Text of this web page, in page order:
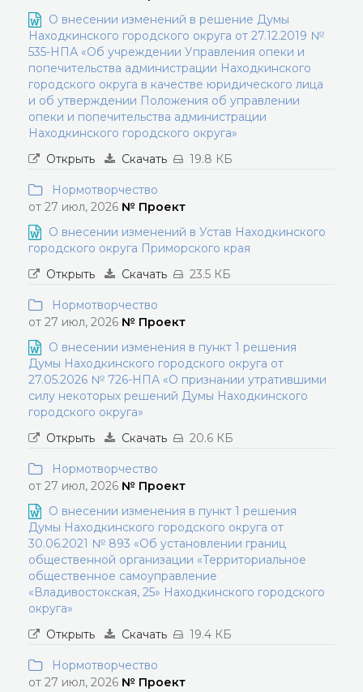
О внесении изменений в решение Думы
Находкинского городского округа от 27.12.2019 №
535-НПА «Об учреждении Управления опеки и
попечительства администрации Находкинского
городского округа в качестве юридического лица
и об утверждении Положения об управлении
опеки и попечительства администрации
Находкинского городского округа»
Открыть
Скачать 19.8 КБ
Нормотворчество
от 27 июл, 2026 № Проект
О внесении изменений в Устав Находкинского
городского округа Приморского края
Открыть
Скачать 23.5 КБ
Нормотворчество
от 27 июл, 2026 № Проект
О внесении изменения в пункт 1 решения
Думы Находкинского городского округа от
27.05.2026 № 726-НПА «О признании утратившими
силу некоторых решений Думы Находкинского
городского округа»
Открыть
Скачать 20.6 КБ
Нормотворчество
от 27 июл, 2026 № Проект
О внесении изменения в пункт 1 решения
Думы Находкинского городского округа от
30.06.2021 № 893 «Об установлении границ
общественной организации «Территориальное
общественное самоуправление
«Владивостокская, 25» Находкинского городского
округа»
Открыть
Скачать 19.4 КБ
Нормотворчество
от 27 июл, 2026 № Проект